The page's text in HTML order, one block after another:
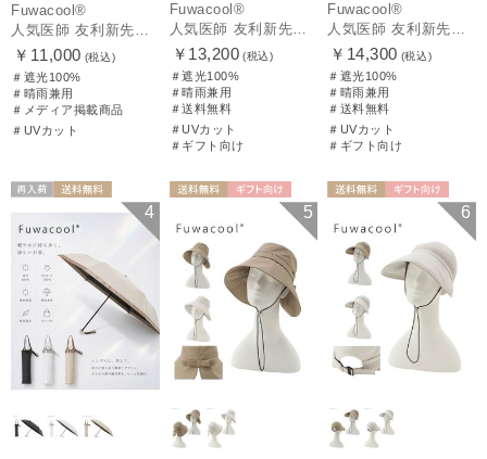
Fuwacool®
人気医師 友利新先生がほんきで作った”絶対に忘れない誰でも日傘”ワンタッチ開閉日傘【晴雨兼用折りたたみ日傘】フワクール® (Fuwacool®) 雨の日OK 軽量 遮光100% UV100％
￥11,000 (税込)
＃遮光100%
＃晴雨兼用
＃メディア掲載商品
＃UVカット
Fuwacool®
人気医師 友利新先生がほんきで作った”絶対に忘れない誰でも日傘” 50【晴雨兼用折りたたみ日傘】フワクール® (Fuwacool®) 雨の日OK 軽量 遮光100% UV100%
￥13,200 (税込)
＃遮光100%
＃晴雨兼用
＃送料無料
＃UVカット
＃ギフト向け
Fuwacool®
人気医師 友利新先生がほんきで作った”絶対に忘れない誰でも日傘” エレガント派のバンブーフリル【晴雨兼用日傘】フワクール® (Fuwacool®) 雨の日OK 軽量 遮光100% UV100％
￥14,300 (税込)
＃遮光100%
＃晴雨兼用
＃送料無料
＃UVカット
＃ギフト向け
4
ギフト向け
WOMEN
5
ギフト向け
WOMEN
6